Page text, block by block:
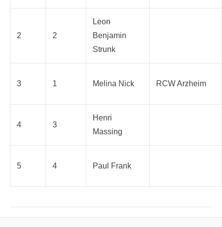
2 2
Leon
Benjamin
Strunk
3 1 Melina Nick RCW Arzheim
4 3
Henri
Massing
5 4 Paul Frank